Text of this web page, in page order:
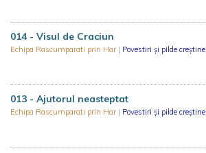
014 - Visul de Craciun
Echipa Rascumparati prin Har | Povestiri și pilde creștine
013 - Ajutorul neasteptat
Echipa Rascumparati prin Har | Povestiri și pilde creștine